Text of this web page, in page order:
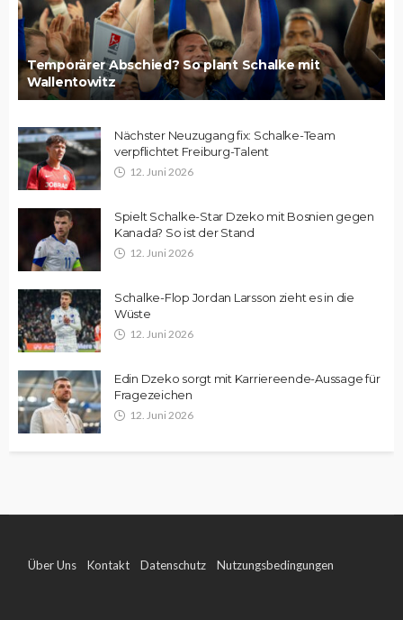
Temporärer Abschied? So plant Schalke mit
Wallentowitz
Nächster Neuzugang fix: Schalke-Team
verpflichtet Freiburg-Talent
12. Juni 2026
Spielt Schalke-Star Dzeko mit Bosnien gegen
Kanada? So ist der Stand
12. Juni 2026
Schalke-Flop Jordan Larsson zieht es in die
Wüste
12. Juni 2026
Edin Dzeko sorgt mit Karriereende-Aussage für
Fragezeichen
12. Juni 2026
Über Uns Kontakt Datenschutz Nutzungsbedingungen